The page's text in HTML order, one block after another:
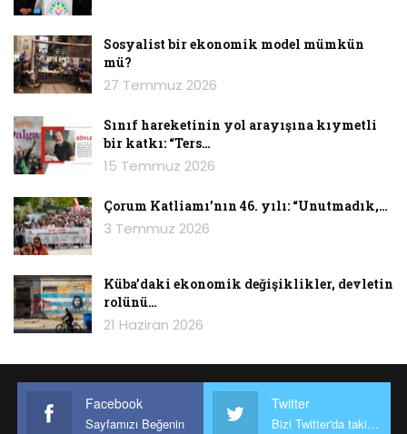
Sosyalist bir ekonomik model mümkün
mü?
27 Temmuz 2026
Sınıf hareketinin yol arayışına kıymetli
bir katkı: “Ters…
15 Temmuz 2026
Çorum Katliamı’nın 46. yılı: “Unutmadık,…
3 Temmuz 2026
Küba’daki ekonomik değişiklikler, devletin
rolünü…
21 Haziran 2026
Facebook
Sayfamızı Beğenin
Twitter
Bizi Twitter'da takip edin